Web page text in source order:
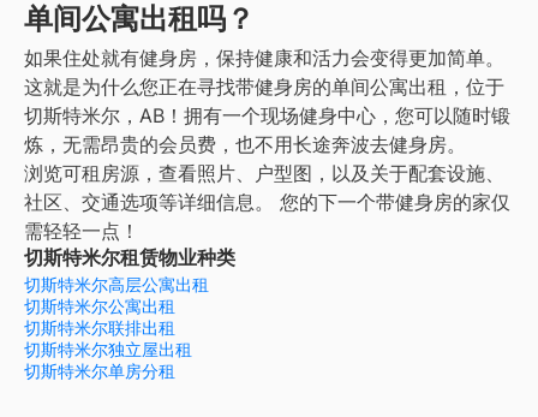
单间公寓出租吗？
如果住处就有健身房，保持健康和活力会变得更加简单。
这就是为什么您正在寻找带健身房的单间公寓出租，位于
切斯特米尔，AB！拥有一个现场健身中心，您可以随时锻
炼，无需昂贵的会员费，也不用长途奔波去健身房。
浏览可租房源，查看照片、户型图，以及关于配套设施、
社区、交通选项等详细信息。
您的下一个带健身房的家仅
需轻轻一点！
切斯特米尔租赁物业种类
切斯特米尔高层公寓出租
切斯特米尔公寓出租
切斯特米尔联排出租
切斯特米尔独立屋出租
切斯特米尔单房分租